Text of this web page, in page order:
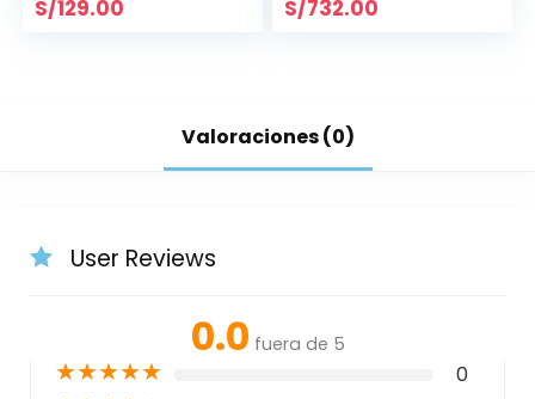
S/129.00 S/732.00
Valoraciones (0)
User Reviews
0.0 fuera de 5
★★★★★ 0